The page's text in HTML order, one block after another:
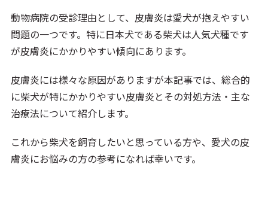
動物病院の受診理由として、皮膚炎は愛犬が抱えやすい
問題の一つです。特に日本犬である柴犬は人気犬種です
が皮膚炎にかかりやすい傾向にあります。
皮膚炎には様々な原因がありますが本記事では、総合的
に柴犬が特にかかりやすい皮膚炎とその対処方法・主な
治療法について紹介します。
これから柴犬を飼育したいと思っている方や、愛犬の皮
膚炎にお悩みの方の参考になれば幸いです。